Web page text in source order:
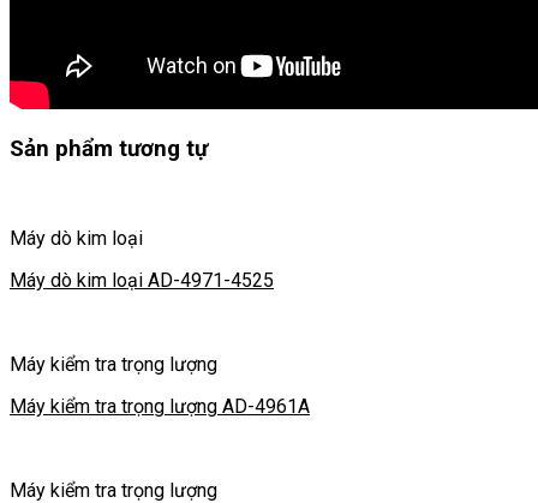
Sản phẩm tương tự
Máy dò kim loại
Máy dò kim loại AD-4971-4525
Máy kiểm tra trọng lượng
Máy kiểm tra trọng lượng AD-4961A
Máy kiểm tra trọng lượng